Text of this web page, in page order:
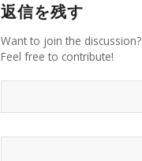
返信を残す
Want to join the discussion?
Feel free to contribute!